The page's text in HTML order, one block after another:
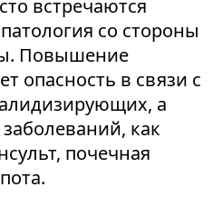
встречаются
со стороны
Повышение
опасность в связи с
а
как
почечная